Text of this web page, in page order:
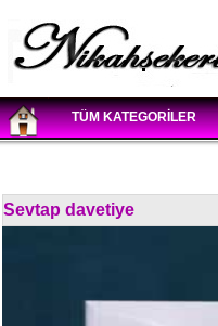
TÜM KATEGORİLER
Sevtap davetiye